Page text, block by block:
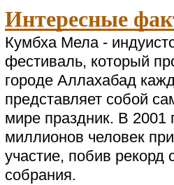
Интересные
Кумбха Мела -
фестиваль, который
городе Аллахабад
представляет собой
мире праздник. В 2001
миллионов человек
участие, побив рекорд
собрания.